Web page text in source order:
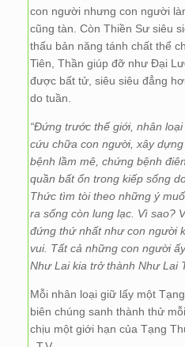
con người nhưng con người
cũng tàn. Còn Thiền Sư siêu
thấu bản năng tánh chất thể
Tiên, Thần giúp đỡ như Đại
được bất tử, siêu siêu đẳng
do tuần.
“Đứng trước thế giới, nhân
cứu chữa con người, xây
bệnh lầm mê, chứng bệnh
quần bất ổn trong kiếp sống
Thức tìm tòi theo những ý
ra sống còn lung lạc. Vì sao?
đứng thứ nhất như con người
vui. Tất cả những con người
Như Lai kia trở thành Như Lai
Mỗi nhân loại giữ lấy một
biên chúng sanh thành thử
chịu một giới hạn của Tạng